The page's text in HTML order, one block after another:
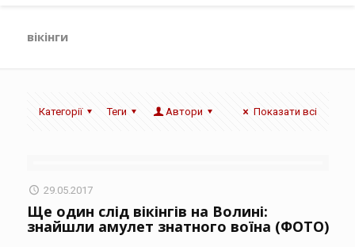
вікінги
Категорії Теги Автори Показати всі
29.05.2017
Ще один слід вікінгів на Волині:
знайшли амулет знатного воїна (ФОТО)